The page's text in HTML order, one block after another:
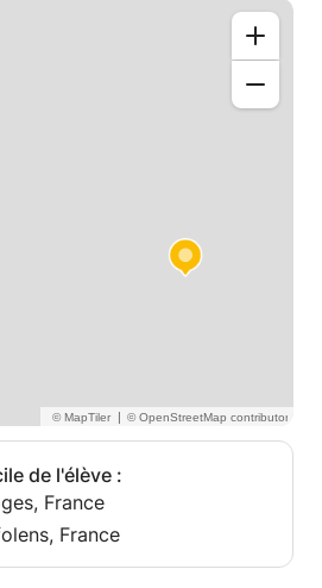
|
de l'élève :
France
France